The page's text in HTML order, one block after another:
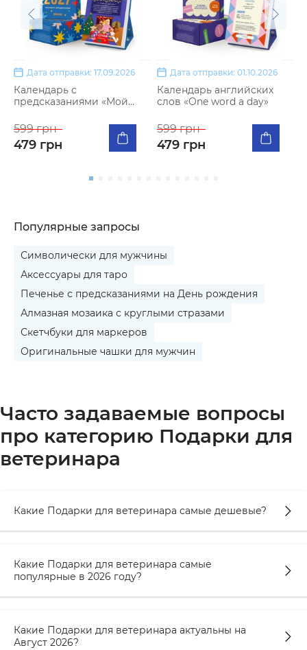
Дата отправки: 17.09.2026
Календарь с
предсказаниями «Мой
599 грн
479 грн
Дата отправки: 01.10.2026
Календарь английских
слов «One word a day»
599 грн
479 грн
Популярные запросы
Символически для мужчины
Аксессуары для таро
Печенье с предсказаниями на День рождения
Алмазная мозаика с круглыми стразами
Скетчбуки для маркеров
Оригинальные чашки для мужчин
Часто задаваемые вопросы
про категорию Подарки для
ветеринара
Какие Подарки для ветеринара самые дешевые?
Какие Подарки для ветеринара самые
популярные в 2026 году?
Какие Подарки для ветеринара актуальны на
Август 2026?